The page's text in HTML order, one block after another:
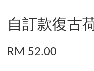
自訂款復古
RM 52.00